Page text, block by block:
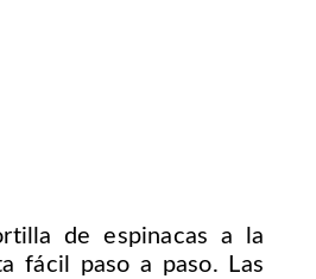
de espinacas a la
fácil paso a paso. Las